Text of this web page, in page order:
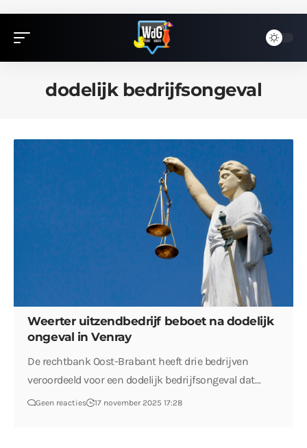
dodelijk bedrijfsongeval
Weerter uitzendbedrijf beboet na dodelijk
ongeval in Venray
De rechtbank Oost-Brabant heeft drie bedrijven
veroordeeld voor een dodelijk bedrijfsongeval dat…
Geen reacties 17 november 2025 17:28